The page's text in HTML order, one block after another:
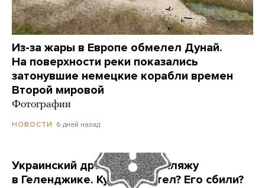
Из-за жары в Европе обмелел Дунай.
На поверхности реки показались
затонувшие немецкие корабли времен
Второй мировой
Фотографии
НОВОСТИ 6 дней назад
Украинский дрон попал по пляжу
в Геленджике. Куда он летел? Его сбили?